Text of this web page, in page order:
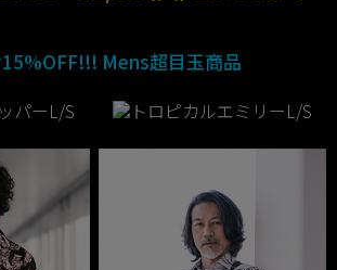
Mens超目玉商品